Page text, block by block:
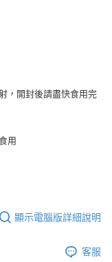
，開封後請盡快食用完
用
顯示電腦版詳細說明
客服